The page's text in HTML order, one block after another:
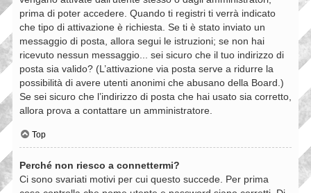
prima di poter accedere. Quando ti registri ti verrà indicato
che tipo di attivazione è richiesta. Se ti è stato inviato un
messaggio di posta, allora segui le istruzioni; se non hai
ricevuto nessun messaggio... sei sicuro che il tuo indirizzo di
posta sia valido? (L’attivazione via posta serve a ridurre la
possibilità di avere utenti anonimi che abusano della Board.)
Se sei sicuro che l’indirizzo di posta che hai usato sia corretto,
allora prova a contattare un amministratore.
Top
Perché non riesco a connettermi?
Ci sono svariati motivi per cui questo succede. Per prima